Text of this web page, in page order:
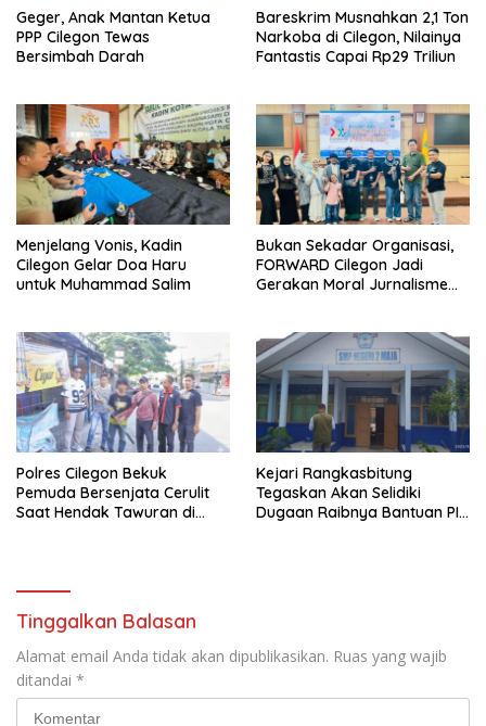
Geger, Anak Mantan Ketua
PPP Cilegon Tewas
Bersimbah Darah
Bareskrim Musnahkan 2,1 Ton
Narkoba di Cilegon, Nilainya
Fantastis Capai Rp29 Triliun
Menjelang Vonis, Kadin
Cilegon Gelar Doa Haru
untuk Muhammad Salim
Bukan Sekadar Organisasi,
FORWARD Cilegon Jadi
Gerakan Moral Jurnalisme
Polres Cilegon Bekuk
Pemuda Bersenjata Cerulit
Saat Hendak Tawuran di
Kejari Rangkasbitung
Tegaskan Akan Selidiki
Dugaan Raibnya Bantuan PIP
Tinggalkan Balasan
Alamat email Anda tidak akan dipublikasikan. Ruas yang wajib
ditandai *